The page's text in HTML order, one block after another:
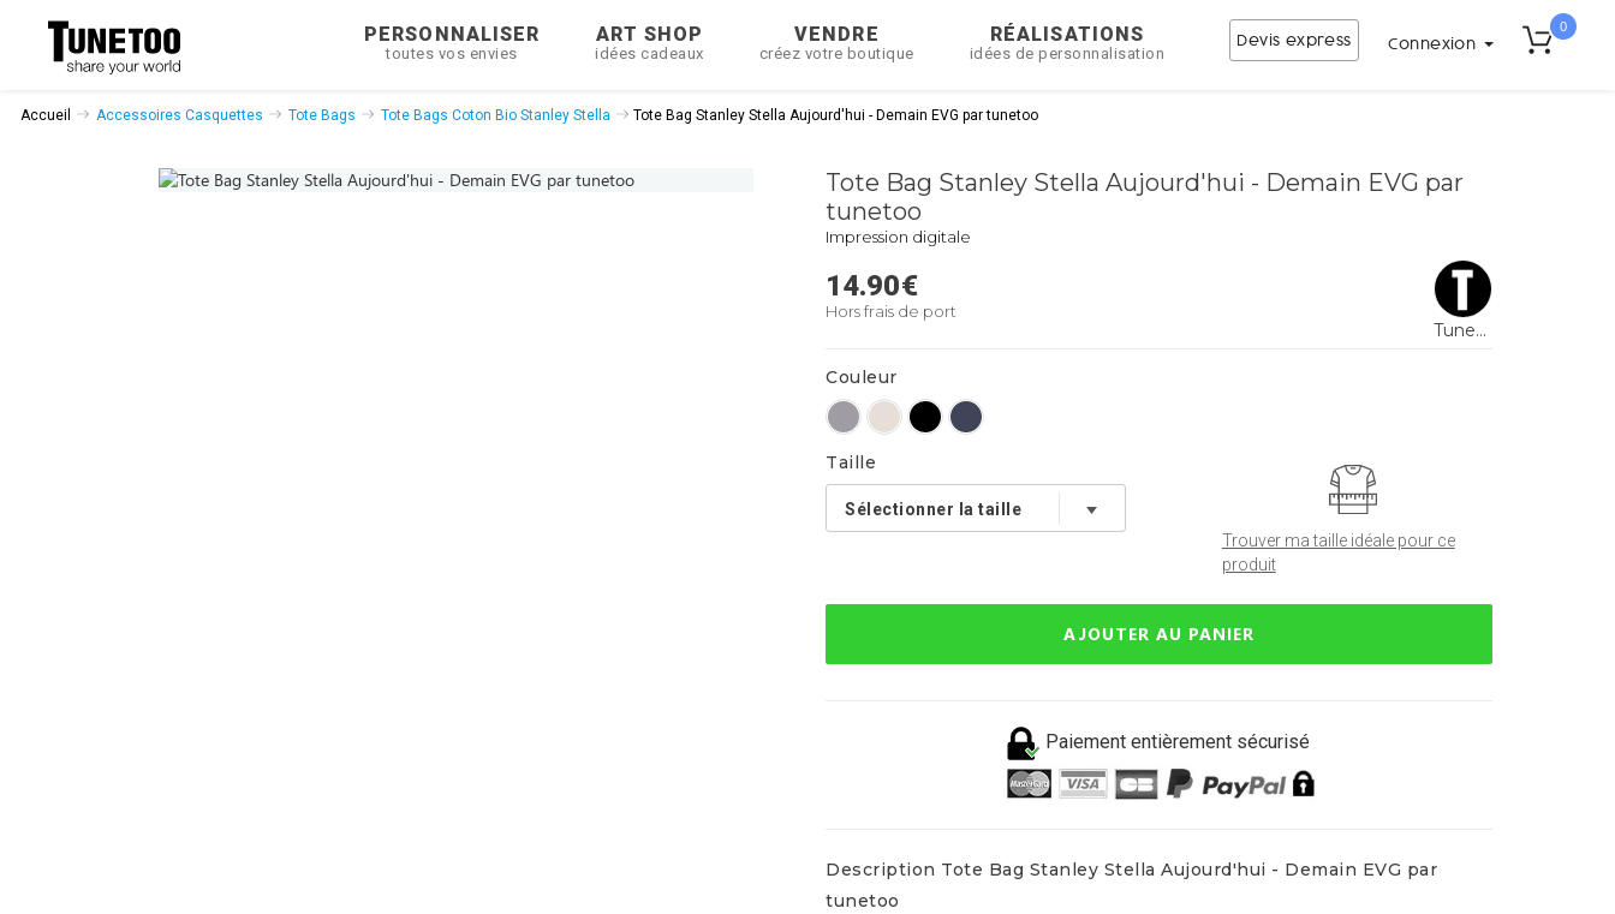
PERSONNALISER
toutes vos envies
ART SHOP
idées cadeaux
VENDRE
créez votre boutique
RÉALISATIONS
idées de personnalisation
Devis express Connexion
0
Accueil Accessoires Casquettes Tote Bags Tote Bags Coton Bio Stanley Stella Tote Bag Stanley Stella Aujourd'hui - Demain EVG par tunetoo
Tote Bag Stanley Stella Aujourd'hui - Demain EVG par
tunetoo
Impression digitale
14.90€
Hors frais de port
Tunetoo
Couleur
Taille
Trouver ma taille idéale pour ce
produit
AJOUTER AU PANIER
Paiement entièrement sécurisé
Description Tote Bag Stanley Stella Aujourd'hui - Demain EVG par
tunetoo